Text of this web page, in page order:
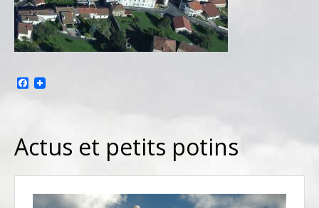
Facebook
Actus et petits potins